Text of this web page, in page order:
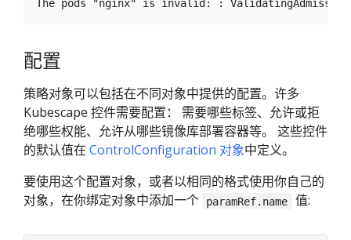
配置
策略对象可以包括在不同对象中提供的配置。许多
Kubescape 控件需要配置： 需要哪些标签、允许或拒
绝哪些权能、允许从哪些镜像库部署容器等。 这些控件
的默认值在 ControlConfiguration 对象中定义。
要使用这个配置对象，或者以相同的格式使用你自己的
对象，在你绑定对象中添加一个
paramRef.name 值: